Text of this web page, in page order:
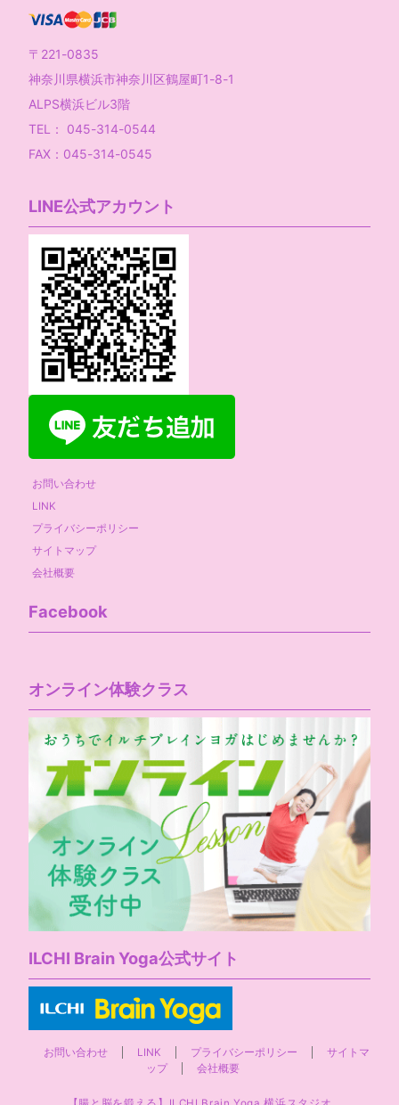
〒221-0835
神奈川県横浜市神奈川区鶴屋町1-8-1
ALPS横浜ビル3階
TEL： 045-314-0544
FAX：045-314-0545
LINE公式アカウント
お問い合わせ
LINK
プライバシーポリシー
サイトマップ
会社概要
Facebook
オンライン体験クラス
ILCHI Brain Yoga公式サイト
お問い合わせ LINK プライバシーポリシー
サイトマ
ップ
会社概要